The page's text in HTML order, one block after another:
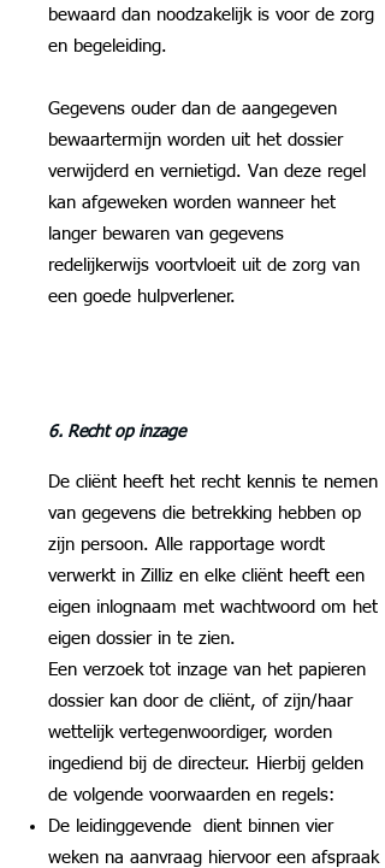
bewaard dan noodzakelijk is voor de zorg
en begeleiding.
Gegevens ouder dan de aangegeven
bewaartermijn worden uit het dossier
verwijderd en vernietigd. Van deze regel
kan afgeweken worden wanneer het
langer bewaren van gegevens
redelijkerwijs voortvloeit uit de zorg van
een goede hulpverlener.
6. Recht op inzage
De cliënt heeft het recht kennis te nemen
van gegevens die betrekking hebben op
zijn persoon. Alle rapportage wordt
verwerkt in Zilliz en elke cliënt heeft een
eigen inlognaam met wachtwoord om het
eigen dossier in te zien.
Een verzoek tot inzage van het papieren
dossier kan door de cliënt, of zijn/haar
wettelijk vertegenwoordiger, worden
ingediend bij de directeur. Hierbij gelden
de volgende voorwaarden en regels:
De leidinggevende dient binnen vier
weken na aanvraag hiervoor een afspraak